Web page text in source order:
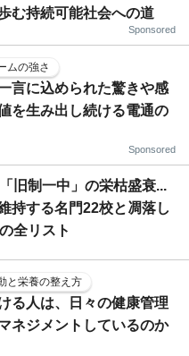
む持続可能社会への道
Sponsored
ムの強さ
言に込められた驚きや感
を生み出し続ける電通の
Sponsored
旧制一中」の栄枯盛衰...
持する名門22校と凋落し
全リスト
と栄養の整え方
る人は、日々の健康管理
ネジメントしているのか